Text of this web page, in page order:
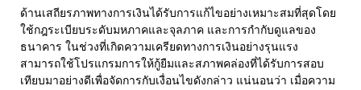
ด้านเสถียรภาพทางการเงินได้รับการแก้ไขอย่างเหมาะสมที่สุดโดย
ใช้กฎระเบียบระดับมหภาคและจุลภาค และการกำกับดูแลของ
ธนาคาร ในช่วงที่เกิดความเครียดทางการเงินอย่างรุนแรง
สามารถใช้โปรแกรมการให้กู้ยืมและสภาพคล่องที่ได้รับการสอบ
เทียบมาอย่างดีเพื่อจัดการกับเงื่อนไขดังกล่าว แน่นอนว่า เมื่อความ